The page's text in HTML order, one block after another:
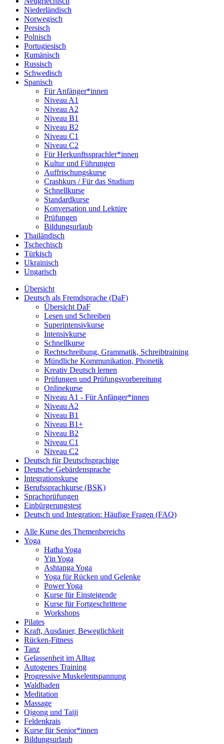
Niederländisch
Norwegisch
Persisch
Polnisch
Portugiesisch
Rumänisch
Russisch
Schwedisch
Spanisch
Für Anfänger*innen
Niveau A1
Niveau A2
Niveau B1
Niveau B2
Niveau C1
Niveau C2
Für Herkunftssprachler*innen
Kultur und Führungen
Auffrischungskurse
Crashkurs / Für das Studium
Schnellkurse
Standardkurse
Konversation und Lektüre
Prüfungen
Bildungsurlaub
Thailändisch
Tschechisch
Türkisch
Ukrainisch
Ungarisch
Übersicht
Deutsch als Fremdsprache (DaF)
Übersicht DaF
Lesen und Schreiben
Superintensivkurse
Intensivkurse
Schnellkurse
Rechtschreibung, Grammatik, Schreibtraining
Mündliche Kommunikation, Phonetik
Kreativ Deutsch lernen
Prüfungen und Prüfungsvorbereitung
Onlinekurse
Niveau A1 - Für Anfänger*innen
Niveau A2
Niveau B1
Niveau B1+
Niveau B2
Niveau C1
Niveau C2
Deutsch für Deutschsprachige
Deutsche Gebärdensprache
Integrationskurse
Berufssprachkurse (BSK)
Sprachprüfungen
Einbürgerungstest
Deutsch und Integration: Häufige Fragen (FAQ)
Alle Kurse des Themenbereichs
Yoga
Hatha Yoga
Yin Yoga
Ashtanga Yoga
Yoga für Rücken und Gelenke
Power Yoga
Kurse für Einsteigende
Kurse für Fortgeschrittene
Workshops
Pilates
Kraft, Ausdauer, Beweglichkeit
Rücken-Fitness
Tanz
Gelassenheit im Alltag
Autogenes Training
Progressive Muskelentspannung
Waldbaden
Meditation
Massage
Qigong und Taiji
Feldenkrais
Kurse für Senior*innen
Bildungsurlaub